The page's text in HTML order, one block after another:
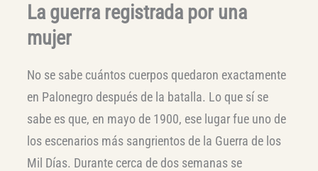
La guerra registrada por una
mujer
No se sabe cuántos cuerpos quedaron exactamente
en Palonegro después de la batalla. Lo que sí se
sabe es que, en mayo de 1900, ese lugar fue uno de
los escenarios más sangrientos de la Guerra de los
Mil Días. Durante cerca de dos semanas se